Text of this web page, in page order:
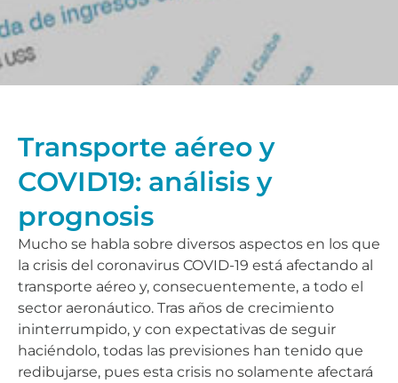
Transporte aéreo y
COVID19: análisis y
prognosis
Mucho se habla sobre diversos aspectos en los que
la crisis del coronavirus COVID-19 está afectando al
transporte aéreo y, consecuentemente, a todo el
sector aeronáutico. Tras años de crecimiento
ininterrumpido, y con expectativas de seguir
haciéndolo, todas las previsiones han tenido que
redibujarse, pues esta crisis no solamente afectará